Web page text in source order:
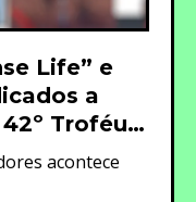
Life” e
a
Troféu
acontece